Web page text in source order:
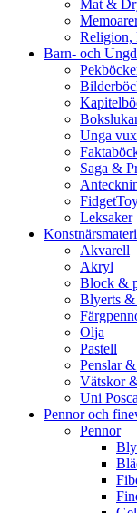
Mat &
Religion,
Barn- och
Unga
Saga &
Leksaker
Akvarell
Akryl
Block &
Blyerts
Olja
Pastell
Penslar
Vätskor
Uni
Pennor och
Pennor